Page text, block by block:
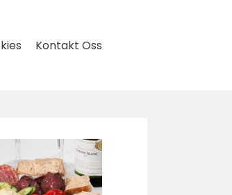
Kontakt Oss